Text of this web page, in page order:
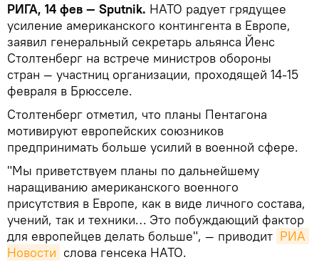
РИГА, 14 фев — Sputnik. НАТО радует грядущее
усиление американского контингента в Европе,
заявил генеральный секретарь альянса Йенс
Столтенберг на встрече министров обороны
стран — участниц организации, проходящей 14-15
февраля в Брюсселе.
Столтенберг отметил, что планы Пентагона
мотивируют европейских союзников
предпринимать больше усилий в военной сфере.
"Мы приветствуем планы по дальнейшему
наращиванию американского военного
присутствия в Европе, как в виде личного состава,
учений, так и техники… Это побуждающий фактор
для европейцев делать больше", — приводит РИА
Новости слова генсека НАТО.